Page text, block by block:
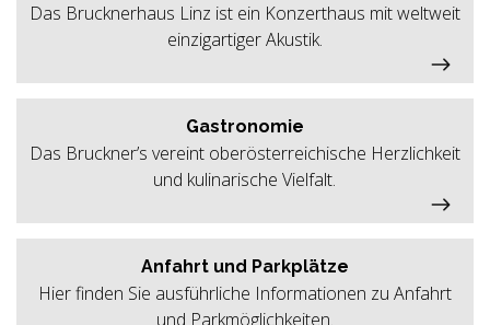
Das Brucknerhaus Linz ist ein Konzerthaus mit weltweit
einzigartiger Akustik.
Gastronomie
Das Bruckner’s vereint oberösterreichische Herzlichkeit
und kulinarische Vielfalt.
Anfahrt und Parkplätze
Hier finden Sie ausführliche Informationen zu Anfahrt
und Parkmöglichkeiten.